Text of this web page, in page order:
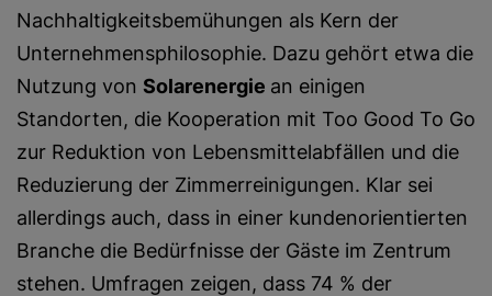
Nachhaltigkeitsbemühungen als Kern der
Unternehmensphilosophie. Dazu gehört etwa die
Nutzung von Solarenergie an einigen
Standorten, die Kooperation mit Too Good To Go
zur Reduktion von Lebensmittelabfällen und die
Reduzierung der Zimmerreinigungen. Klar sei
allerdings auch, dass in einer kundenorientierten
Branche die Bedürfnisse der Gäste im Zentrum
stehen. Umfragen zeigen, dass 74 % der